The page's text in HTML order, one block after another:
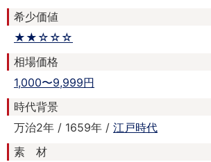
希少価値
★★☆☆☆
相場価格
1,000〜9,999円
時代背景
万治2年 / 1659年 / 江戸時代
素 材